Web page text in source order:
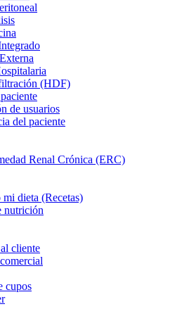
(HDF)
de usuarios
del paciente
Renal Crónica (ERC)
dieta (Recetas)
nutrición
cliente
cupos